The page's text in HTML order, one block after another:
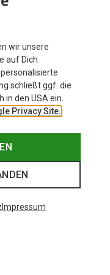
wir unsere
auf Dich
schließt ggf. die
in den USA ein.
Privacy Site.
Impressum